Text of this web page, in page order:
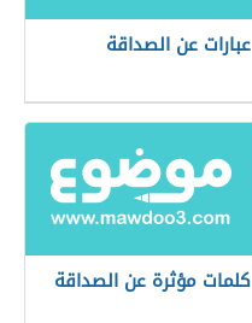
عبارات عن الصداقة
كلمات مؤثرة عن الصداقة